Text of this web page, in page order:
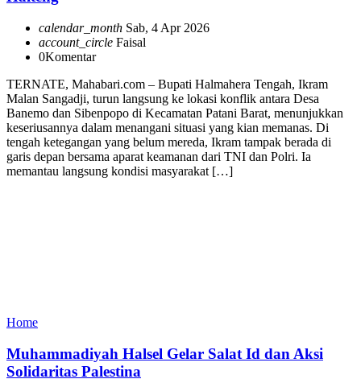
calendar_month Sab, 4 Apr 2026
account_circle Faisal
0Komentar
TERNATE, Mahabari.com – Bupati Halmahera Tengah, Ikram
Malan Sangadji, turun langsung ke lokasi konflik antara Desa
Banemo dan Sibenpopo di Kecamatan Patani Barat, menunjukkan
keseriusannya dalam menangani situasi yang kian memanas. Di
tengah ketegangan yang belum mereda, Ikram tampak berada di
garis depan bersama aparat keamanan dari TNI dan Polri. Ia
memantau langsung kondisi masyarakat […]
Home
Muhammadiyah Halsel Gelar Salat Id dan Aksi
Solidaritas Palestina